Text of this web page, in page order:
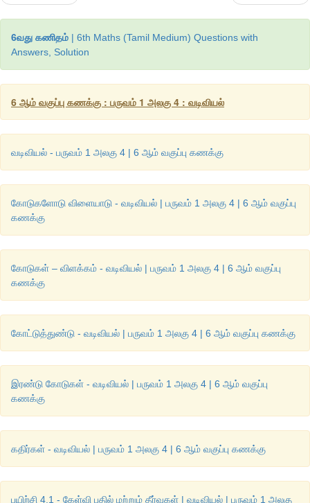
6வது கணிதம் | 6th Maths (Tamil Medium) Questions with
Answers, Solution
6 ஆம் வகுப்பு கணக்கு : பருவம் 1 அலகு 4 : வடிவியல்
வடிவியல் - பருவம் 1 அலகு 4 | 6 ஆம் வகுப்பு கணக்கு
கோடுகளோடு விளையாடு - வடிவியல் | பருவம் 1 அலகு 4 | 6 ஆம் வகுப்பு
கணக்கு
கோடுகள் – விளக்கம் - வடிவியல் | பருவம் 1 அலகு 4 | 6 ஆம் வகுப்பு
கணக்கு
கோட்டுத்துண்டு - வடிவியல் | பருவம் 1 அலகு 4 | 6 ஆம் வகுப்பு கணக்கு
இரண்டு கோடுகள் - வடிவியல் | பருவம் 1 அலகு 4 | 6 ஆம் வகுப்பு
கணக்கு
கதிர்கள் - வடிவியல் | பருவம் 1 அலகு 4 | 6 ஆம் வகுப்பு கணக்கு
பயிற்சி 4.1 - கேள்வி பதில் மற்றும் தீர்வுகள் | வடிவியல் | பருவம் 1 அலகு